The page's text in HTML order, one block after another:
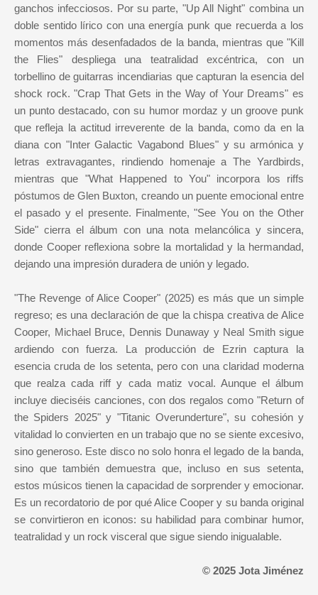
ganchos infecciosos. Por su parte, "Up All Night" combina un
doble sentido lírico con una energía punk que recuerda a los
momentos más desenfadados de la banda, mientras que "Kill
the Flies" despliega una teatralidad excéntrica, con un
torbellino de guitarras incendiarias que capturan la esencia del
shock rock. "Crap That Gets in the Way of Your Dreams" es
un punto destacado, con su humor mordaz y un groove punk
que refleja la actitud irreverente de la banda, como da en la
diana con "Inter Galactic Vagabond Blues" y su armónica y
letras extravagantes, rindiendo homenaje a The Yardbirds,
mientras que "What Happened to You" incorpora los riffs
póstumos de Glen Buxton, creando un puente emocional entre
el pasado y el presente. Finalmente, "See You on the Other
Side" cierra el álbum con una nota melancólica y sincera,
donde Cooper reflexiona sobre la mortalidad y la hermandad,
dejando una impresión duradera de unión y legado.
"The Revenge of Alice Cooper" (2025) es más que un simple
regreso; es una declaración de que la chispa creativa de Alice
Cooper, Michael Bruce, Dennis Dunaway y Neal Smith sigue
ardiendo con fuerza. La producción de Ezrin captura la
esencia cruda de los setenta, pero con una claridad moderna
que realza cada riff y cada matiz vocal. Aunque el álbum
incluye dieciséis canciones, con dos regalos como "Return of
the Spiders 2025" y "Titanic Overunderture", su cohesión y
vitalidad lo convierten en un trabajo que no se siente excesivo,
sino generoso. Este disco no solo honra el legado de la banda,
sino que también demuestra que, incluso en sus setenta,
estos músicos tienen la capacidad de sorprender y emocionar.
Es un recordatorio de por qué Alice Cooper y su banda original
se convirtieron en iconos: su habilidad para combinar humor,
teatralidad y un rock visceral que sigue siendo inigualable.
© 2025 Jota Jiménez